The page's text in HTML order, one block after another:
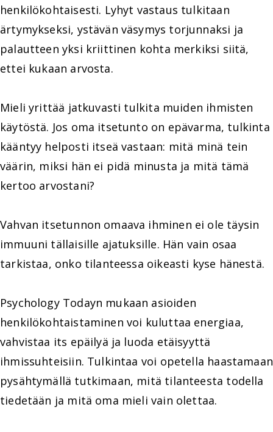
henkilökohtaisesti. Lyhyt vastaus tulkitaan
ärtymykseksi, ystävän väsymys torjunnaksi ja
palautteen yksi kriittinen kohta merkiksi siitä,
ettei kukaan arvosta.
Mieli yrittää jatkuvasti tulkita muiden ihmisten
käytöstä. Jos oma itsetunto on epävarma, tulkinta
kääntyy helposti itseä vastaan: mitä minä tein
väärin, miksi hän ei pidä minusta ja mitä tämä
kertoo arvostani?
Vahvan itsetunnon omaava ihminen ei ole täysin
immuuni tällaisille ajatuksille. Hän vain osaa
tarkistaa, onko tilanteessa oikeasti kyse hänestä.
Psychology Todayn mukaan asioiden
henkilökohtaistaminen voi kuluttaa energiaa,
vahvistaa its epäilyä ja luoda etäisyyttä
ihmissuhteisiin. Tulkintaa voi opetella haastamaan
pysähtymällä tutkimaan, mitä tilanteesta todella
tiedetään ja mitä oma mieli vain olettaa.